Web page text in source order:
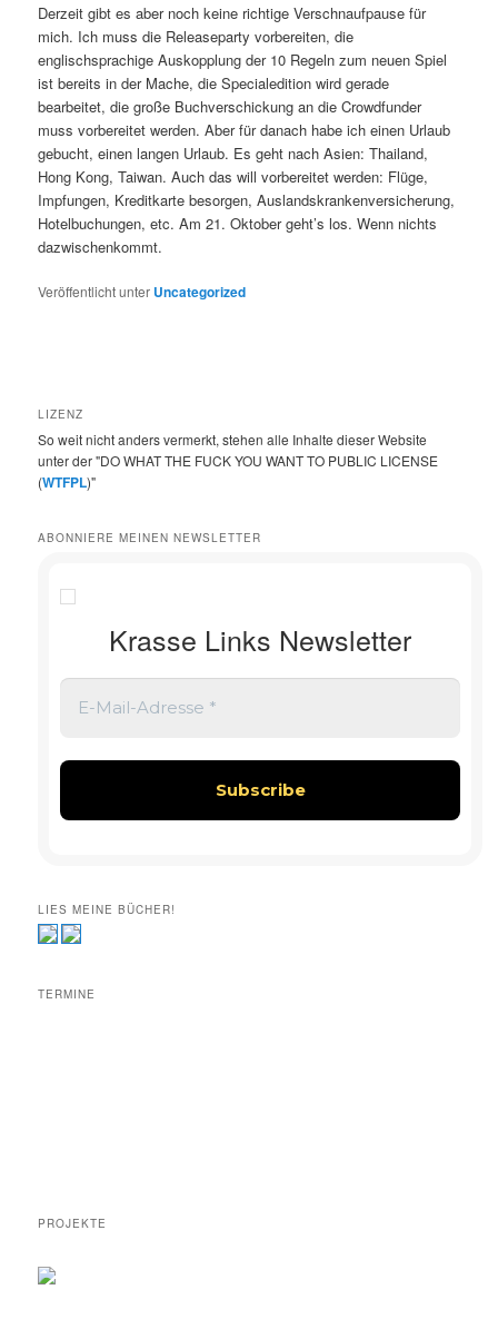
Derzeit gibt es aber noch keine richtige Verschnaufpause für
mich. Ich muss die Releaseparty vorbereiten, die
englischsprachige Auskopplung der 10 Regeln zum neuen Spiel
ist bereits in der Mache, die Specialedition wird gerade
bearbeitet, die große Buchverschickung an die Crowdfunder
muss vorbereitet werden. Aber für danach habe ich einen Urlaub
gebucht, einen langen Urlaub. Es geht nach Asien: Thailand,
Hong Kong, Taiwan. Auch das will vorbereitet werden: Flüge,
Impfungen, Kreditkarte besorgen, Auslandskrankenversicherung,
Hotelbuchungen, etc. Am 21. Oktober geht’s los. Wenn nichts
dazwischenkommt.
Veröffentlicht unter Uncategorized
LIZENZ
So weit nicht anders vermerkt, stehen alle Inhalte dieser Website
unter der "DO WHAT THE FUCK YOU WANT TO PUBLIC LICENSE
(WTFPL)"
ABONNIERE MEINEN NEWSLETTER
Krasse Links Newsletter
LIES MEINE BÜCHER!
TERMINE
PROJEKTE